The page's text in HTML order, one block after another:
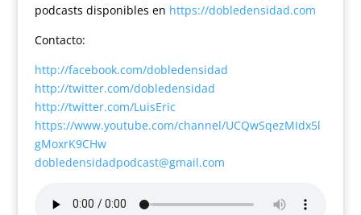
podcasts disponibles en https://dobledensidad.com
Contacto:
http://facebook.com/dobledensidad
http://twitter.com/dobledensidad
http://twitter.com/LuisEric
https://www.youtube.com/channel/UCQwSqezMIdx5l
gMoxrK9CHw
dobledensidadpodcast@gmail.com